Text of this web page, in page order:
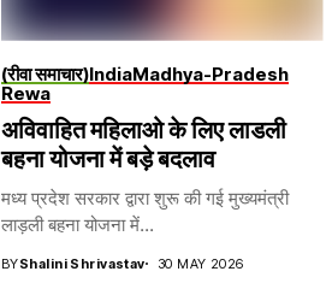
(रीवा समाचार)IndiaMadhya-Pradesh
Rewa
अविवाहित महिलाओ के लिए लाडली
बहना योजना में बड़े बदलाव
मध्य प्रदेश सरकार द्वारा शुरू की गई मुख्यमंत्री
लाड़ली बहना योजना में...
BYShalini Shrivastav 30 MAY 2026